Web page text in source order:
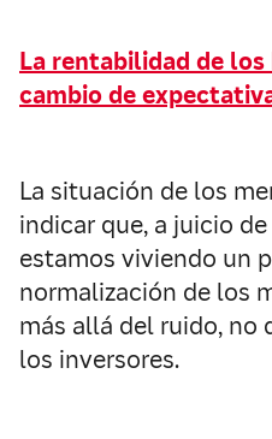
La rentabilidad de
cambio de
La situación de los
indicar que, a juicio
estamos viviendo un
normalización de los
más allá del ruido, no
los inversores.